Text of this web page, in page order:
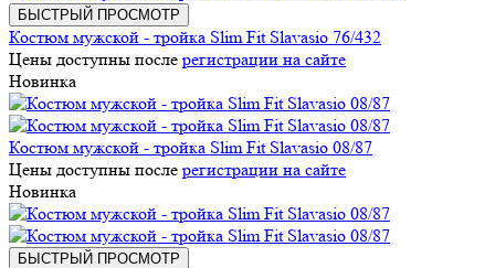
БЫСТРЫЙ ПРОСМОТР
Костюм мужской - тройка Slim Fit Slavasio 76/432
Цены доступны после регистрации на сайте
Новинка
Костюм мужской - тройка Slim Fit Slavasio 08/87
Цены доступны после регистрации на сайте
Новинка
БЫСТРЫЙ ПРОСМОТР